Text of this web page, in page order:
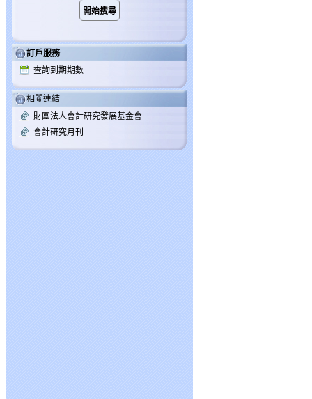
訂戶服務
查詢到期期數
相關連結
財團法人會計研究發展基金會
會計研究月刊